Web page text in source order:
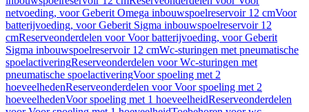
netvoeding, voor Geberit Omega inbouwspoelreservoir 12 cmVoor
batterijvoeding, voor Geberit Sigma inbouwspoelreservoir 12
cmReserveonderdelen voor Voor batterijvoeding, voor Geberit
Sigma inbouwspoelreservoir 12 cmWc-sturingen met pneumatische
spoelactiveringReserveonderdelen voor Wc-sturingen met
pneumatische spoelactiveringVoor spoeling met 2
hoeveelhedenReserveonderdelen voor Voor spoeling met 2
hoeveelhedenVoor spoeling met 1 hoeveelheidReserveonderdelen